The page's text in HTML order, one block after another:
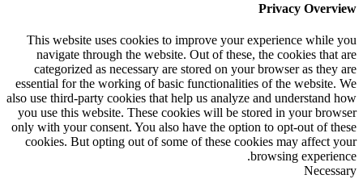
Privacy Overview
This website uses cookies to improve your experience while you
navigate through the website. Out of these, the cookies that are
categorized as necessary are stored on your browser as they are
essential for the working of basic functionalities of the website. We
also use third-party cookies that help us analyze and understand how
you use this website. These cookies will be stored in your browser
only with your consent. You also have the option to opt-out of these
cookies. But opting out of some of these cookies may affect your
browsing experience.
Necessary